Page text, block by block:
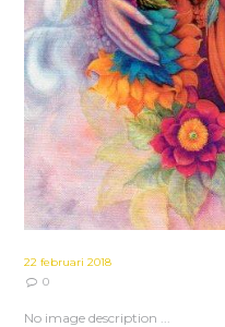
22 februari 2018
0
No image description ...